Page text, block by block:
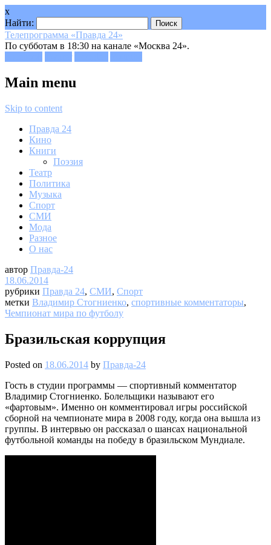
x
Найти:
Телепрограмма «Правда 24»
По субботам в 18:30 на канале «Москва 24».
Main menu
Skip to content
Правда 24
Кино
Книги
Поэзия
Театр
Политика
Музыка
Спорт
СМИ
Мода
Разное
О нас
автор Правда-24
18.06.2014
рубрики Правда 24, СМИ, Спорт
метки Владимир Стогниенко, спортивные комментаторы,
Чемпионат мира по футболу
Бразильская коррупция
Posted on 18.06.2014 by Правда-24
Гость в студии программы — спортивный комментатор
Владимир Стогниенко. Болельщики называют его
«фартовым». Именно он комментировал игры российской
сборной на чемпионате мира в 2008 году, когда она вышла из
группы. В интервью он рассказал о шансах национальной
футбольной команды на победу в бразильском Мундиале.